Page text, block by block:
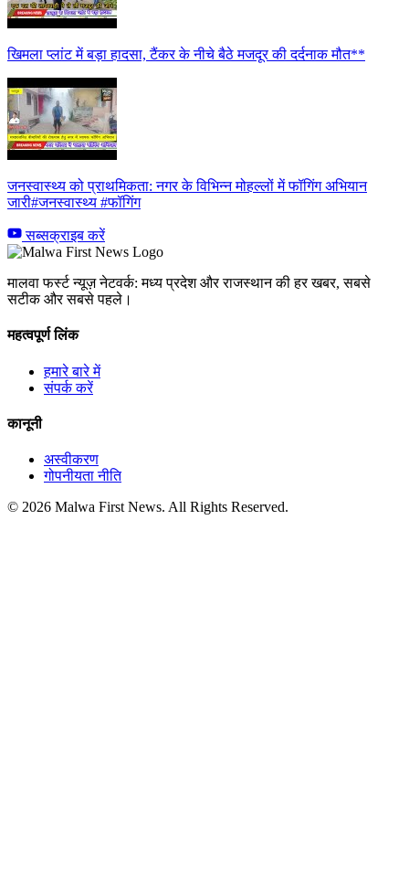
खिमला प्लांट में बड़ा हादसा, टैंकर के नीचे बैठे मजदूर की दर्दनाक मौत**
जनस्वास्थ्य को प्राथमिकता: नगर के विभिन्न मोहल्लों में फॉगिंग अभियान
जारी#जनस्वास्थ्य #फॉगिंग
सब्सक्राइब करें
मालवा फर्स्ट न्यूज़ नेटवर्क: मध्य प्रदेश और राजस्थान की हर खबर, सबसे
सटीक और सबसे पहले।
महत्वपूर्ण लिंक
हमारे बारे में
संपर्क करें
कानूनी
अस्वीकरण
गोपनीयता नीति
© 2026 Malwa First News. All Rights Reserved.